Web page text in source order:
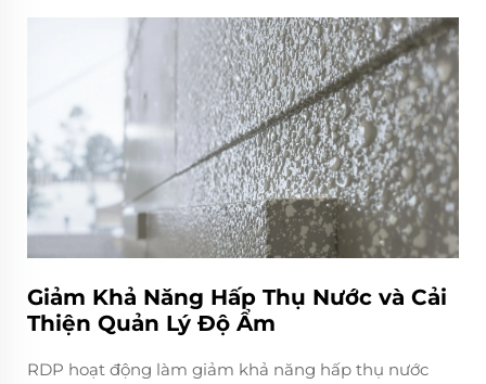
Giảm Khả Năng Hấp Thụ Nước và Cải
Thiện Quản Lý Độ Ẩm
RDP hoạt động làm giảm khả năng hấp thụ nước